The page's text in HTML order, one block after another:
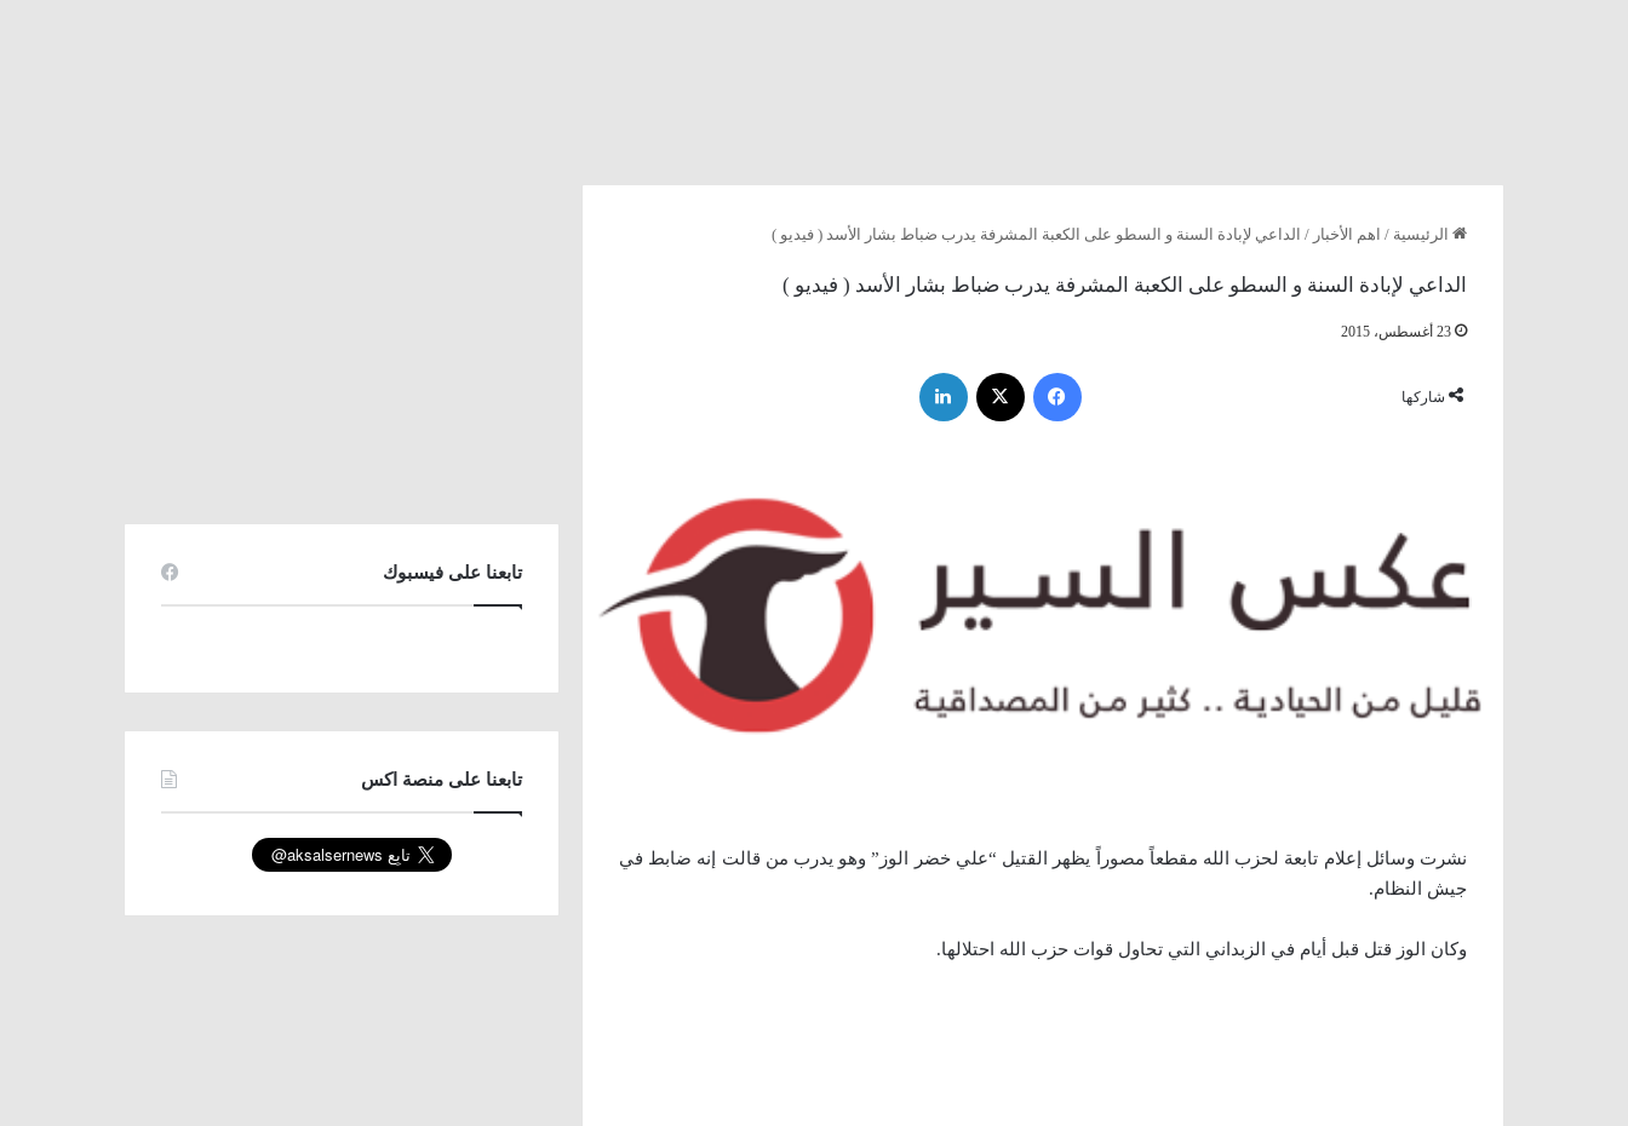
الرئيسية / اهم الأخبار / الداعي لإبادة السنة و السطو على الكعبة المشرفة يدرب ضباط بشار الأسد ( فيديو )
الداعي لإبادة السنة و السطو على الكعبة المشرفة يدرب ضباط بشار الأسد ( فيديو )
23 أغسطس، 2015
شاركها
فيسبوك
نشرت وسائل إعلام تابعة لحزب الله مقطعاً مصوراً يظهر القتيل “علي خضر الوز” وهو يدرب من قالت إنه ضابط في
جيش النظام.
وكان الوز قتل قبل أيام في الزبداني التي تحاول قوات حزب الله احتلالها.
تابعنا على فيسبوك
تابعنا على منصة اكس